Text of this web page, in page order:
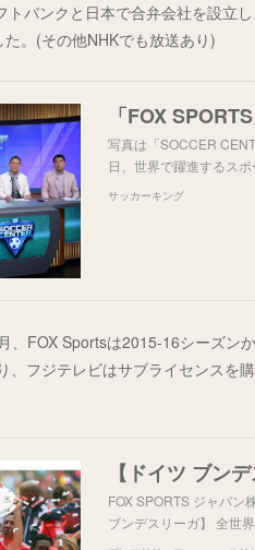
トバンクと日本で合弁会社を設立
。(その他NHKでも放送あり)
写真は「SOCCER
日、世界で躍進するスポ
サッカーキング
、FOX Sportsは2015-16シーズン
、フジテレビはサブライセンスを
FOX SPORTS ジャパ
ブンデスリーガ】 全世